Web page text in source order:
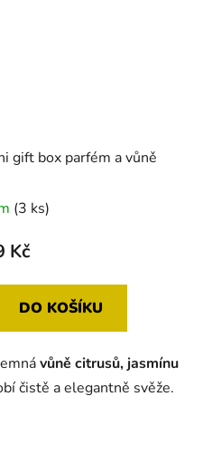
gift box parfém a vůně
(3 ks)
Kč
DO KOŠÍKU
vůně citrusů, jasmínu
čistě a elegantně svěže.